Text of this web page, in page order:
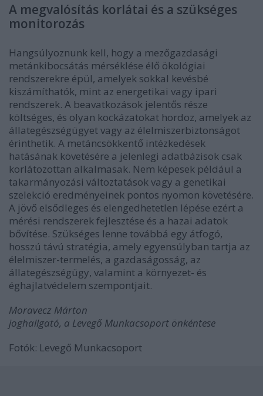
A megvalósítás korlátai és a szükséges
monitorozás
Hangsúlyoznunk kell, hogy a mezőgazdasági
metánkibocsátás mérséklése élő ökológiai
rendszerekre épül, amelyek sokkal kevésbé
kiszámíthatók, mint az energetikai vagy ipari
rendszerek. A beavatkozások jelentős része
költséges, és olyan kockázatokat hordoz, amelyek az
állategészségügyet vagy az élelmiszerbiztonságot
érinthetik. A metáncsökkentő intézkedések
hatásának követésére a jelenlegi adatbázisok csak
korlátozottan alkalmasak. Nem képesek például a
takarmányozási változtatások vagy a genetikai
szelekció eredményeinek pontos nyomon követésére.
A jövő elsődleges és elengedhetetlen lépése ezért a
mérési rendszerek fejlesztése és a hazai adatok
bővítése. Szükséges lenne továbbá egy átfogó,
hosszú távú stratégia, amely egyensúlyban tartja az
élelmiszer-termelés, a gazdaságosság, az
állategészségügy, valamint a környezet- és
éghajlatvédelem szempontjait.
Moravecz Márton
joghallgató, a Levegő Munkacsoport önkéntese
Fotók: Levegő Munkacsoport